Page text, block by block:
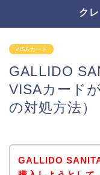
ク
VISAカード
GALLIDO
VISAカード
の対処方法）
GALLIDO